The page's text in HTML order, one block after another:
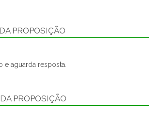
PROPOSIÇÃO
e aguarda resposta.
PROPOSIÇÃO